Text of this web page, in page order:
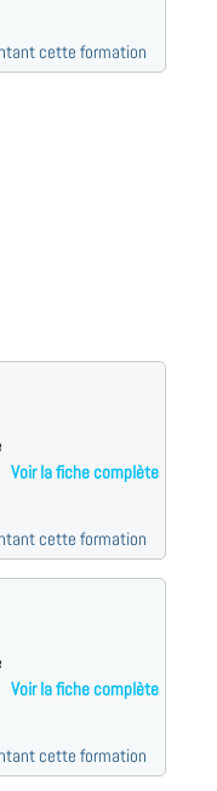
cette formation
Voir la fiche complète
cette formation
Voir la fiche complète
cette formation